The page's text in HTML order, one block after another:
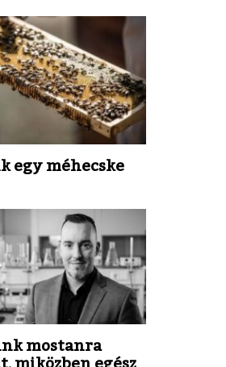
egy méhecske
mostanra
miközben egész